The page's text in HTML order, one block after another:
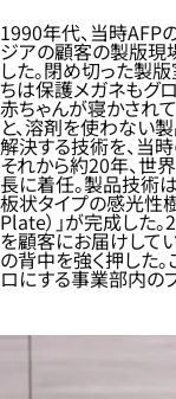
1990年代、当時AFP
ジアの顧客の製版現
した。閉め切った製
ちは保護メガネもグ
赤ちゃんが寝かされ
と、溶剤を使わない
解決する技術を、当
それから約20年、世
長に着任。製品技術
板状タイプの感光性
Plate）」が完成した
を顧客にお届けして
の背中を強く押した
ロにする事業部内の